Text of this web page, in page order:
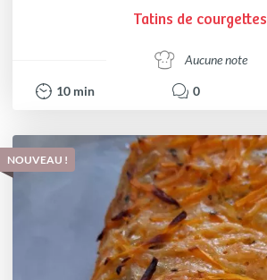
Tatins de courgettes
Aucune note
10 min 0
NOUVEAU !